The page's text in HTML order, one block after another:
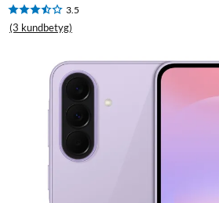
3.5
(3 kundbetyg)